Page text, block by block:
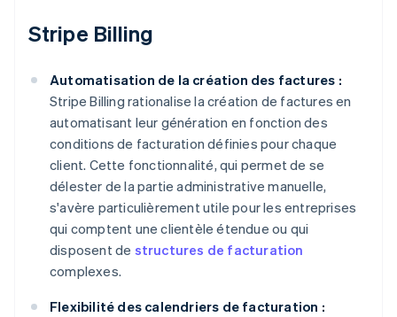
Stripe Billing
Automatisation de la création des factures :
Stripe Billing rationalise la création de factures en
automatisant leur génération en fonction des
conditions de facturation définies pour chaque
client. Cette fonctionnalité, qui permet de se
délester de la partie administrative manuelle,
s'avère particulièrement utile pour les entreprises
qui comptent une clientèle étendue ou qui
disposent de structures de facturation
complexes.
Flexibilité des calendriers de facturation :